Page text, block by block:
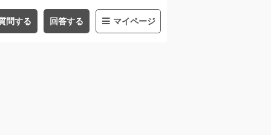
問する 回答する マイページ